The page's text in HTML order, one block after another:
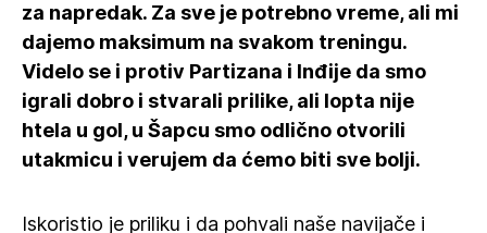
za napredak. Za sve je potrebno vreme, ali mi
dajemo maksimum na svakom treningu.
Videlo se i protiv Partizana i Inđije da smo
igrali dobro i stvarali prilike, ali lopta nije
htela u gol, u Šapcu smo odlično otvorili
utakmicu i verujem da ćemo biti sve bolji.
Iskoristio je priliku i da pohvali naše navijače i